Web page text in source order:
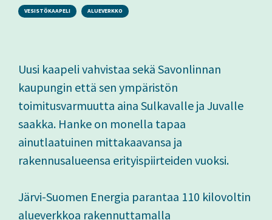
VESISTÖKAAPELI ALUEVERKKO
Uusi kaapeli vahvistaa sekä Savonlinnan
kaupungin että sen ympäristön
toimitusvarmuutta aina Sulkavalle ja Juvalle
saakka. Hanke on monella tapaa
ainutlaatuinen mittakaavansa ja
rakennusalueensa erityispiirteiden vuoksi.
Järvi-Suomen Energia parantaa 110 kilovoltin
alueverkkoa rakennuttamalla